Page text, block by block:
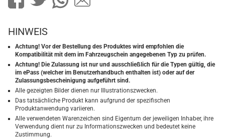
HINWEIS
Achtung! Vor der Bestellung des Produktes wird empfohlen die
Kompatibilität mit dem im Fahrzeugschein angegebenen Typ zu prüfen.
Achtung! Die Zulassung ist nur und ausschließlich für die Typen gültig, die
im ePass (welcher im Benutzerhandbuch enthalten ist) oder auf der
Zulassungsbescheinigung aufgeführt sind.
Alle gezeigten Bilder dienen nur Illustrationszwecken.
Das tatsächliche Produkt kann aufgrund der spezifischen
Produktanwendung variieren.
Alle verwendeten Warenzeichen sind Eigentum der jeweiligen Inhaber, ihre
Verwendung dient nur zu Informationszwecken und bedeutet keine
Zustimmung.